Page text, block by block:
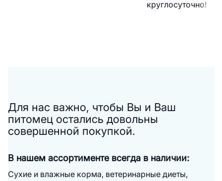
круглосуточно!
Для нас важно, чтобы Вы и Ваш
питомец остались довольны
совершенной покупкой.
В нашем ассортименте всегда в наличии:
Cухие и влажные корма, ветеринарные диеты,